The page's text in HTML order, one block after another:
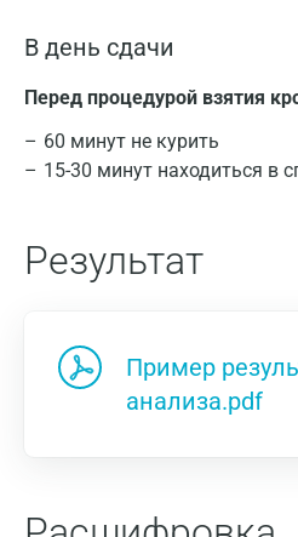
В день сдачи
Перед процедурой взятия
60 минут не курить
15-30 минут находиться в
Результат
Пример
анализа.pdf